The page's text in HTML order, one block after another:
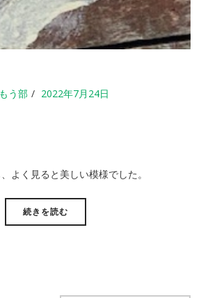
う部 2022年7月24日
よく見ると美しい模様でした。
続きを読む